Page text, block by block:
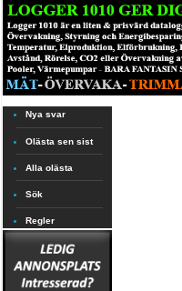
Nya svar
Olästa sen sist
Alla olästa
Sök
Regler